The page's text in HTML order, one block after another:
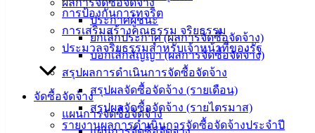
ผลการจัดซื้อจัดจ้าง
ประกาศผู้ชนะ
ยกเลิกประกาศ (ผลการจัดซื้อจัดจ้าง)
บอกเลิกสัญญา (ผลการจัดซื้อจัดจ้าง)
สรุปผลการดำเนินการจัดซื้อจัดจ้าง
สรุปผลจัดซื้อจัดจ้าง (รายเดือน)
สรุปผลจัดซื้อจัดจ้าง (รายไตรมาส)
รายงานผลการดำเนินการจัดซื้อจัดจ้างประจำปี
การป้องกันการทุจริต
การเสริมสร้างคุณธรรม จริยธรรม
ประมวลจริยธรรมสำหรับเจ้าหน้าที่ของรัฐ
จัดซื้อจัดจ้าง
แผนการจัดซื้อจัดจ้าง
น่ารู้
ข้อมูล
ข่าวสาร
อิเล็กทรอนิกส์
องค์
ความรู้
(Knowledge